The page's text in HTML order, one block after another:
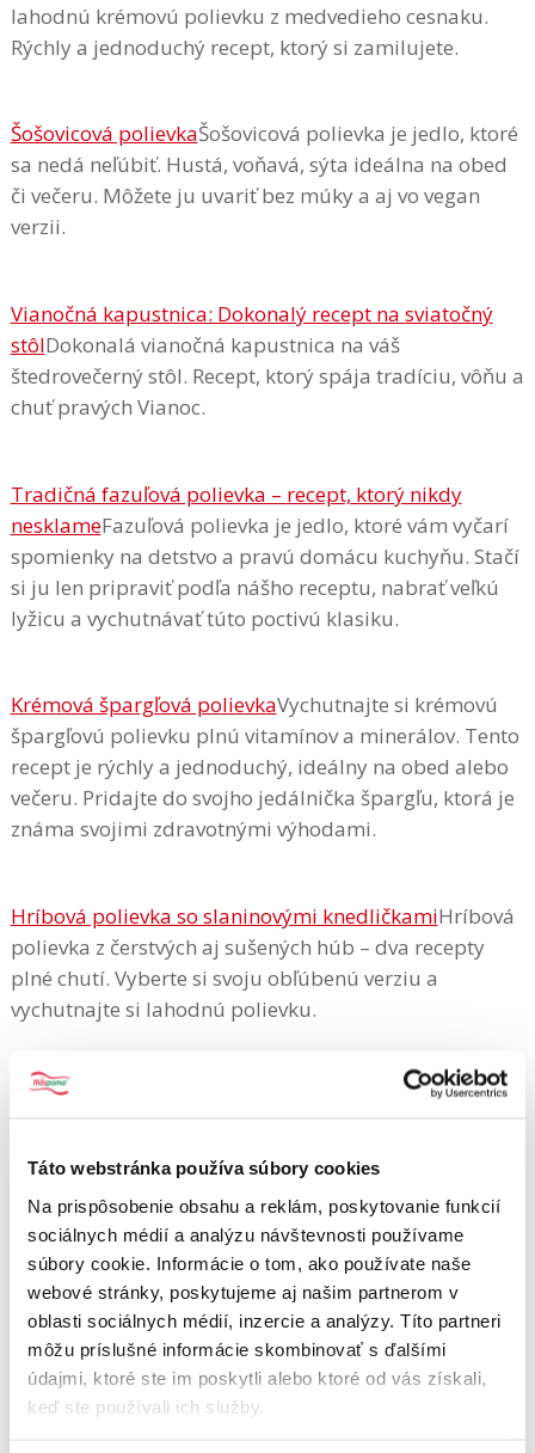
Táto webstránka používa súbory cookies
Na prispôsobenie obsahu a reklám, poskytovanie funkcií
sociálnych médií a analýzu návštevnosti používame
súbory cookie. Informácie o tom, ako používate naše
webové stránky, poskytujeme aj našim partnerom v
oblasti sociálnych médií, inzercie a analýzy. Títo partneri
môžu príslušné informácie skombinovať s ďalšími
údajmi, ktoré ste im poskytli alebo ktoré od vás získali,
keď ste používali ich služby.
lahodnú krémovú polievku z medvedieho cesnaku.
Rýchly a jednoduchý recept, ktorý si zamilujete.
Šošovicová polievkaŠošovicová polievka je jedlo, ktoré
sa nedá neľúbiť. Hustá, voňavá, sýta ideálna na obed
či večeru. Môžete ju uvariť bez múky a aj vo vegan
verzii.
Vianočná kapustnica: Dokonalý recept na sviatočný
stôlDokonalá vianočná kapustnica na váš
štedrovečerný stôl. Recept, ktorý spája tradíciu, vôňu a
chuť pravých Vianoc.
Tradičná fazuľová polievka – recept, ktorý nikdy
nesklameFazuľová polievka je jedlo, ktoré vám vyčarí
spomienky na detstvo a pravú domácu kuchyňu. Stačí
si ju len pripraviť podľa nášho receptu, nabrať veľkú
lyžicu a vychutnávať túto poctivú klasiku.
Krémová špargľová polievkaVychutnajte si krémovú
špargľovú polievku plnú vitamínov a minerálov. Tento
recept je rýchly a jednoduchý, ideálny na obed alebo
večeru. Pridajte do svojho jedálnička špargľu, ktorá je
známa svojimi zdravotnými výhodami.
Hríbová polievka so slaninovými knedličkamiHríbová
polievka z čerstvých aj sušených húb – dva recepty
plné chutí. Vyberte si svoju obľúbenú verziu a
vychutnajte si lahodnú polievku.
Krémová brokolicová polievka, ktorú si
zakomponovať do jedálnička viac zeleniny. Nielenže je
konzistenciou a jemnou chuťou si získa obľubu celej
rodiny. Navyše je hotová za pár minút.
Tradičná zemiaková polievka
Vyskúšajte jednoduchý
recept na tradičnú zemiakovú polievku. Rýchla
príprava, výdatná chuť a ideálna na každodenný obed